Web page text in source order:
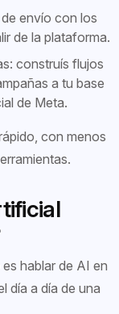
envío con los
de la plataforma.
construís flujos
a tu base
de Meta.
con menos
hablar de AI en
día a día de una